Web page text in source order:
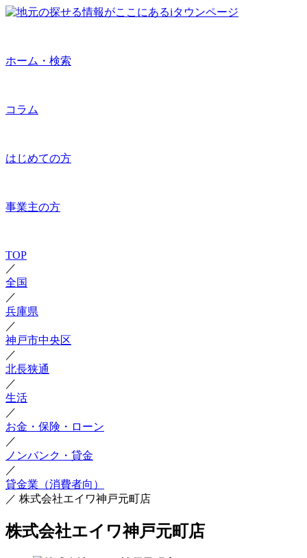
ホーム・検索
コラム
はじめての方
事業主の方
TOP
／
全国
／
兵庫県
／
神戸市中央区
／
北長狭通
／
生活
／
お金・保険・ローン
／
ノンバンク・貸金
／
貸金業（消費者向）
／ 株式会社エイワ神戸元町店
株式会社エイワ神戸元町店